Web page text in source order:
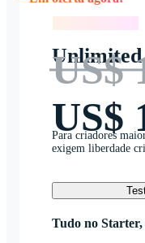
Unlimited
US$
US$
Para criadores
exigem liberdade
Tudo no Starter,